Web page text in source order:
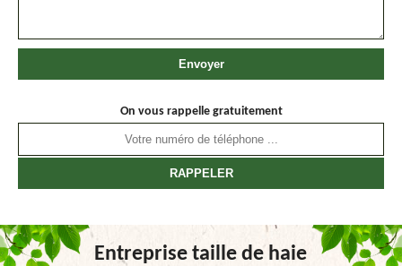
On vous rappelle gratuitement
Entreprise taille de haie